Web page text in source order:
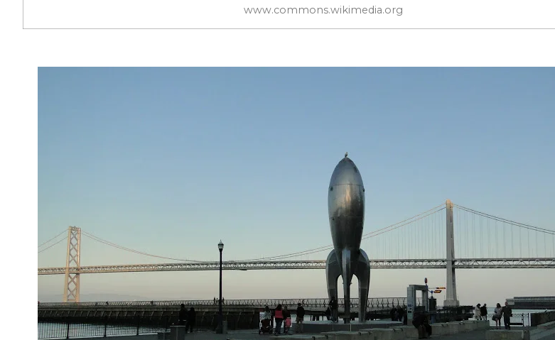
www.commons.wikimedia.org